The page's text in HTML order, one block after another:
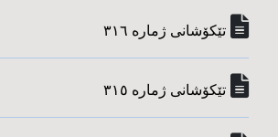
تێکۆشانی ژماره‌ ٣١٦
تێکۆشانی ژماره‌ ٣١٥